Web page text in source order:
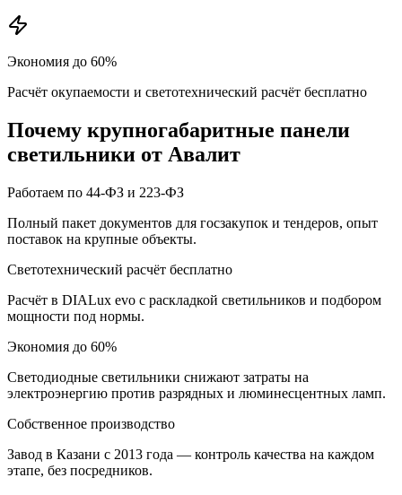
Экономия до 60%
Расчёт окупаемости и светотехнический расчёт бесплатно
Почему крупногабаритные панели
светильники от Авалит
Работаем по 44-ФЗ и 223-ФЗ
Полный пакет документов для госзакупок и тендеров, опыт
поставок на крупные объекты.
Светотехнический расчёт бесплатно
Расчёт в DIALux evo с раскладкой светильников и подбором
мощности под нормы.
Экономия до 60%
Светодиодные светильники снижают затраты на
электроэнергию против разрядных и люминесцентных ламп.
Собственное производство
Завод в Казани с 2013 года — контроль качества на каждом
этапе, без посредников.